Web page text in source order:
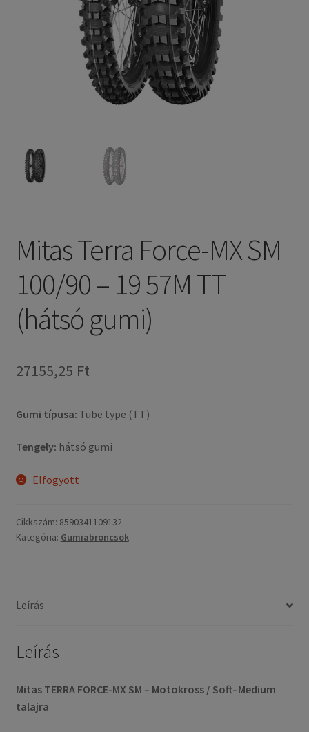
Mitas Terra Force-MX SM
100/90 – 19 57M TT
(hátsó gumi)
27155,25 Ft
Gumi típusa: Tube type (TT)
Tengely: hátsó gumi
Elfogyott
Cikkszám: 8590341109132
Kategória: Gumiabroncsok
Leírás
Leírás
Mitas TERRA FORCE-MX SM – Motokross / Soft–Medium
talajra